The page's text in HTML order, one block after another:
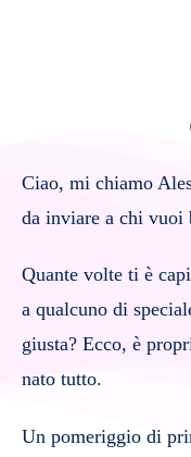
Ciao, mi chiamo
da inviare a chi vuoi
Quante volte ti è
a qualcuno di
giusta? Ecco, è
nato tutto.
Un pomeriggio di